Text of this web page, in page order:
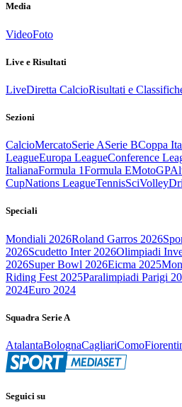
Media
VideoFoto
Live e Risultati
LiveDiretta CalcioRisultati e
Sezioni
CalcioMercatoSerie ASerie BCoppa
LeagueEuropa LeagueConference
ItalianaFormula 1Formula EMotoGP
CupNations LeagueTennisSciVolley
Speciali
Mondiali 2026Roland Garros 2026
2026Scudetto Inter 2026Olimpiadi
2026Super Bowl 2026Eicma 2025
Riding Fest 2025Paralimpiadi Parigi
2024Euro 2024
Squadra Serie A
AtalantaBolognaCagliariComo
Seguici su